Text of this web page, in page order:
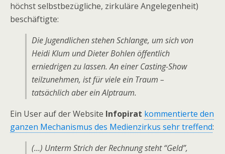
höchst selbstbezügliche, zirkuläre Angelegenheit)
beschäftigte:
Die Jugendlichen stehen Schlange, um sich von
Heidi Klum und Dieter Bohlen öffentlich
erniedrigen zu lassen. An einer Casting-Show
teilzunehmen, ist für viele ein Traum –
tatsächlich aber ein Alptraum.
Ein User auf der Website Infopirat kommentierte den
ganzen Mechanismus des Medienzirkus sehr treffend:
(…) Unterm Strich der Rechnung steht “Geld”,